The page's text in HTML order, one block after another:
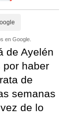
en Google.
de Ayelén
por haber
de
semanas
de lo